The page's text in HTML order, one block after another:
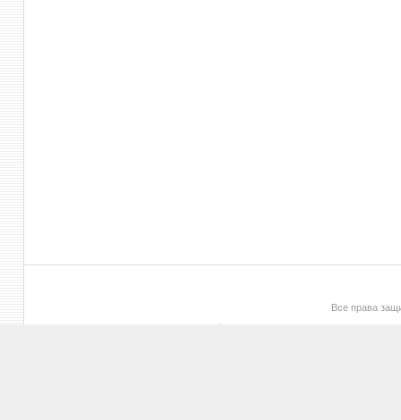
Все права